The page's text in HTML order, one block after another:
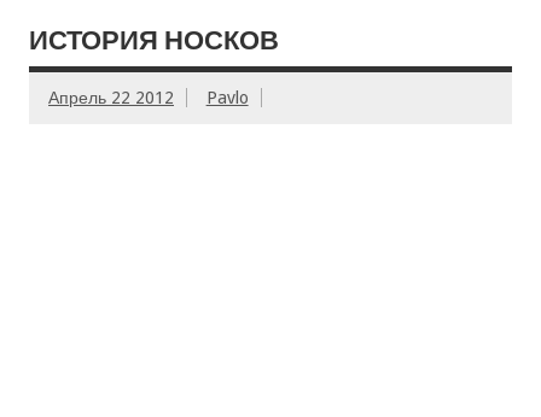
ИСТОРИЯ НОСКОВ
Апрель 22 2012 Pavlo